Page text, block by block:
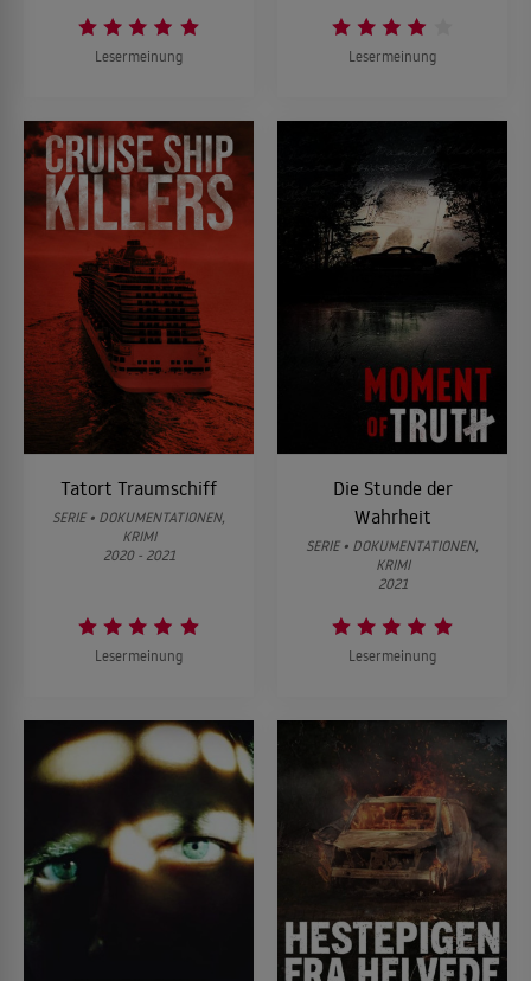
Lesermeinung Lesermeinung
Tatort Traumschiff
SERIE • DOKUMENTATIONEN,
KRIMI
2020 - 2021
Lesermeinung
Die Stunde der
Wahrheit
SERIE • DOKUMENTATIONEN,
KRIMI
2021
Lesermeinung